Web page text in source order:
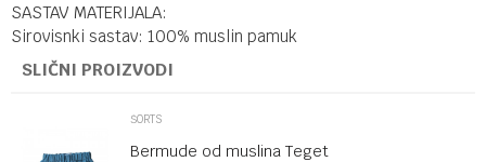
SASTAV MATERIJALA:
Sirovisnki sastav: 100% muslin pamuk
SLIČNI PROIZVODI
ŠORTS
Bermude od muslina Teget